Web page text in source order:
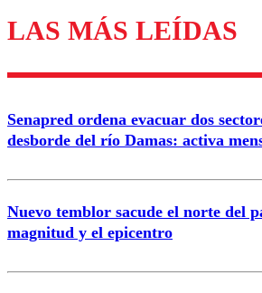
Los comentarios son moderados
diálogo respetuoso.
Correo
LAS MÁS LEÍDAS
Senapred ordena evacuar dos
desborde del río Damas: activa
Nuevo temblor sacude el norte del
magnitud y el epicentro